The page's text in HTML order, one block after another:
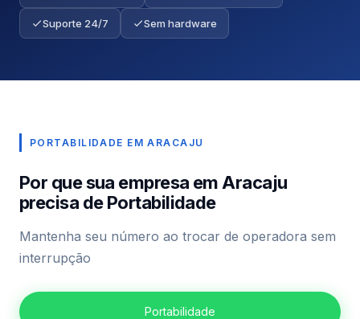
Suporte 24/7 Sem hardware
PORTABILIDADE EM ARACAJU
Por que sua empresa em Aracaju
precisa de Portabilidade
Mantenha seu número ao trocar de operadora sem
interrupção
Portabilidade